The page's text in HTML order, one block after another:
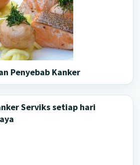
Penyebab Kanker
Serviks setiap hari